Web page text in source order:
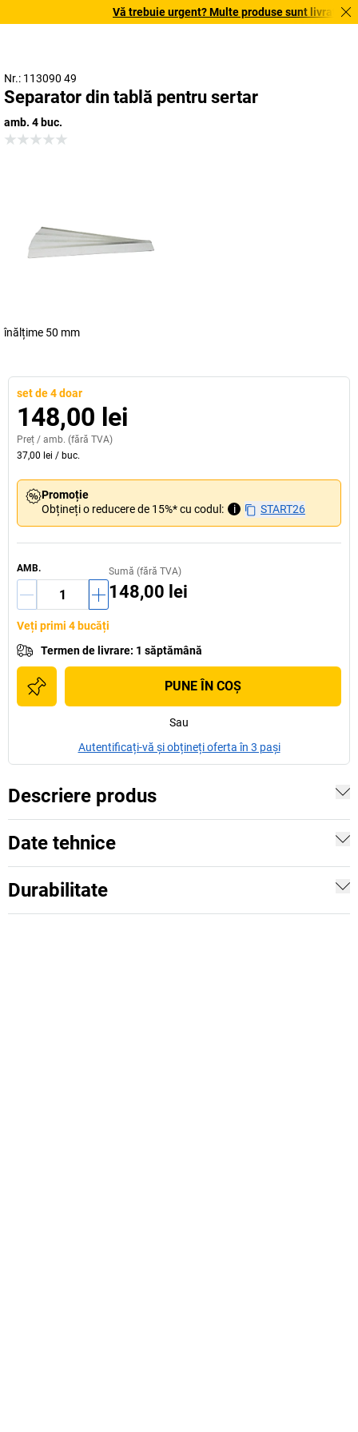
Vă trebuie urgent? Multe produse sunt livrate în
Nr.: 113090 49
Separator din tablă pentru sertar
amb. 4 buc.
înălțime 50 mm
set de 4 doar
148,00 lei
Preț / amb. (fără TVA)
37,00 lei / buc.
Promoție
Obțineți o reducere de 15%* cu codul:
i START26
AMB. Sumă (fără TVA)
148,00 lei
Veți primi 4 bucăți
Termen de livrare: 1 săptămână
PUNE ÎN COŞ
Sau
Autentificați-vă și obțineți oferta în 3 pași
Descriere produs
Date tehnice
Durabilitate